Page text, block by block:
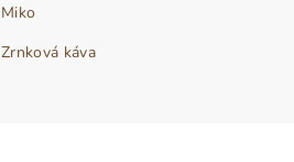
Miko
Zrnková káva